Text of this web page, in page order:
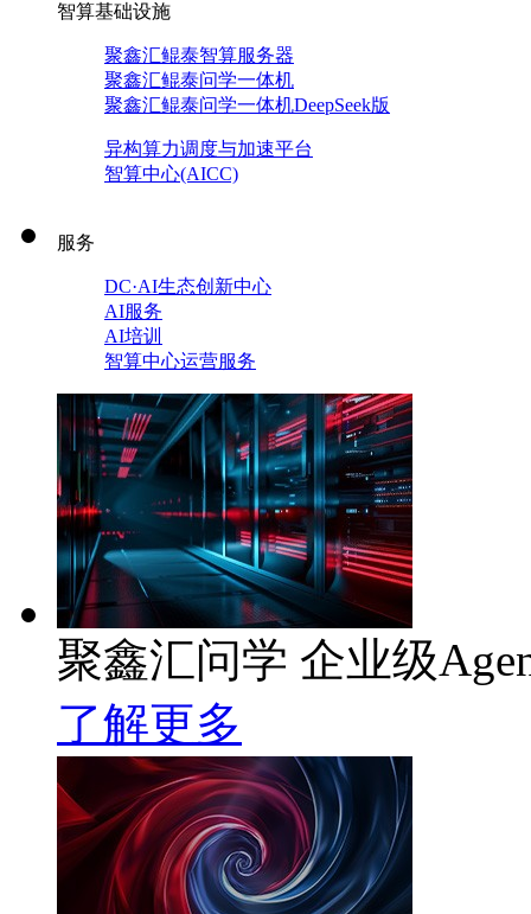
智算基础设施
聚鑫汇鲲泰智算服务器
聚鑫汇鲲泰问学一体机
聚鑫汇鲲泰问学一体机DeepSeek版
异构算力调度与加速平台
智算中心(AICC)
服务
DC·AI生态创新中心
AI服务
AI培训
智算中心运营服务
聚鑫汇问学 企业级
了解更多